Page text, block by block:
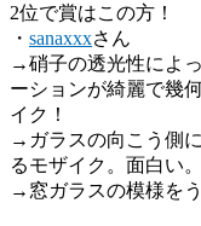
2位で賞はこの方！
・ sanaxxxさん
→硝子の透光性によ
ーションが綺麗で幾
イク！
→ガラスの向こう側
るモザイク。面白い。
→窓ガラスの模様を